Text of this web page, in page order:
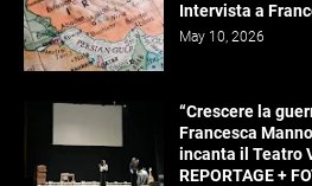
Intervista a
May 10, 2026
“Crescere la
Francesca
incanta il Teatro
REPORTAGE +